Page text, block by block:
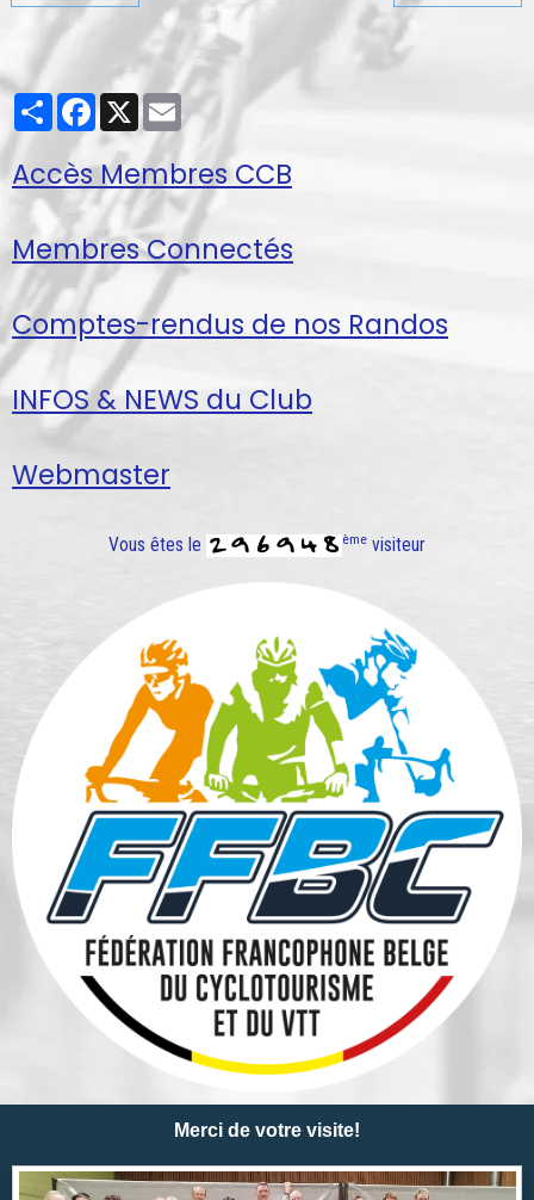
PartagerFacebook
X Email
Accès Membres CCB
Membres Connectés
Comptes-rendus de nos Randos
INFOS & NEWS du Club
Webmaster
Vous êtes le ème visiteur
Merci de votre visite!